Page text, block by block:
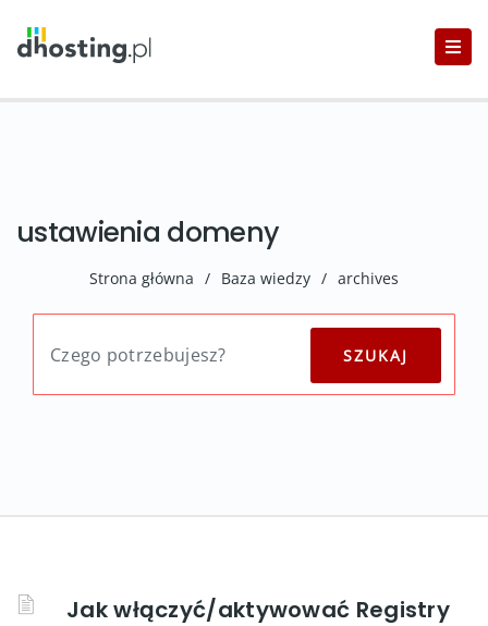
ustawienia domeny
Strona główna / Baza wiedzy / archives
Jak włączyć/aktywować Registry